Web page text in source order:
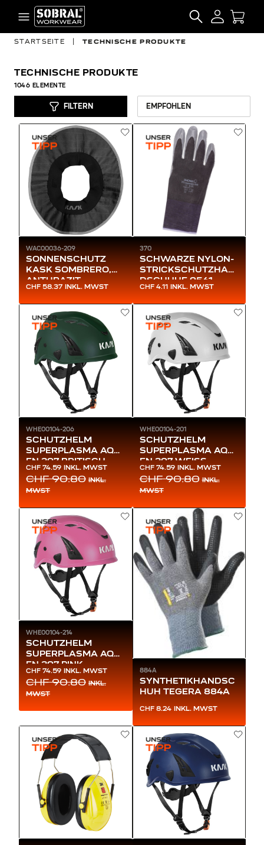
Zum Inhalt springen
SEARCH
STARTSEITE TECHNISCHE PRODUKTE
TECHNISCHE PRODUKTE
1046 ELEMENTE
FILTERN
WAC00036-209
SONNENSCHUTZ
KASK SOMBRERO,
ANTHRAZIT
CHF 58.37 INKL. MWST
370
SCHWARZE NYLON-
STRICKSCHUTZHAN
DSCHUHE 9561
CHF 4.11 INKL. MWST
WHE00104-206
SCHUTZHELM
SUPERPLASMA AQ
EN 397 BRITISCH-
GRÜN
CHF 74.59 INKL. MWST
CHF 90.80 INKL.
MWST
WHE00104-201
SCHUTZHELM
SUPERPLASMA AQ
EN 397 WEISS
CHF 74.59 INKL. MWST
CHF 90.80 INKL.
MWST
WHE00104-214
SCHUTZHELM
SUPERPLASMA AQ
EN 397 PINK
CHF 74.59 INKL. MWST
CHF 90.80 INKL.
MWST
884A
SYNTHETIKHANDSC
HUH TEGERA 884A
CHF 8.24 INKL. MWST